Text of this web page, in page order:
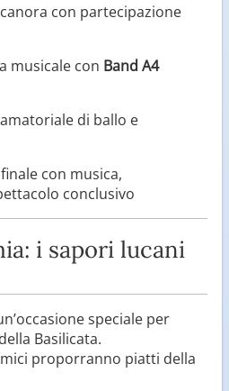
con partecipazione
musicale con Band A4
di ballo e
con musica,
conclusivo
i sapori lucani
speciale per
Basilicata.
proporranno piatti della